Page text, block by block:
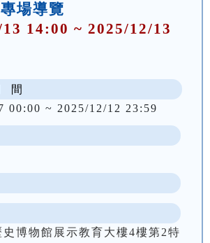
場導覽
14:00 ~ 2025/12/13
間
00:00 ~ 2025/12/12 23:59
史博物館展示教育大樓4樓第2特